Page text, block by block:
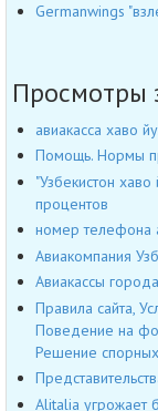
Germanwings
Просмотры
авиакасса хаво
Помощь. Нормы
"Узбекистон
процентов
номер телефона
Авиакомпания
Авиакассы
Правила сайта,
Поведение на
Решение
Alitalia угрожает